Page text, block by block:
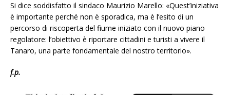
Si dice soddisfatto il sindaco Maurizio Marello: «Quest’iniziativa
è importante perché non è sporadica, ma è l’esito di un
percorso di riscoperta del fiume iniziato con il nuovo piano
regolatore: l’obiettivo è riportare cittadini e turisti a vivere il
Tanaro, una parte fondamentale del nostro territorio».
f.p.